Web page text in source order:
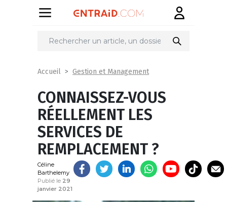
Partager
Accueil Gestion et Management
CONNAISSEZ-VOUS
RÉELLEMENT LES
SERVICES DE
REMPLACEMENT ?
Céline
Barthelemy
Publié le 29
janvier 2021